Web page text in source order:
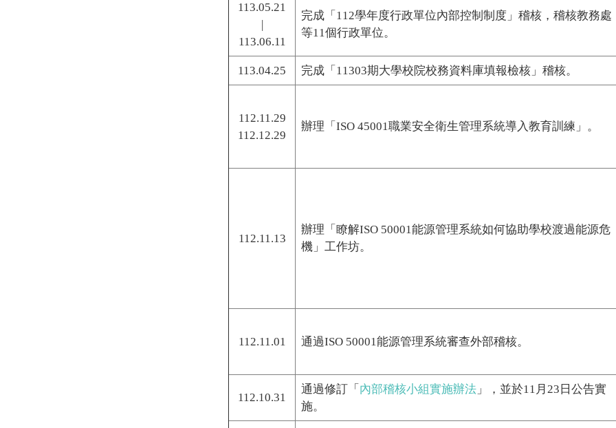
113.05.21
113.06.11
完成「112學年度行政單位內部控制制度」稽核，稽核教務處
等11個行政單位。
113.04.25 完成「11303期大學校院校務資料庫填報檢核」稽核。
112.11.29
112.12.29
辦理「ISO 45001職業安全衛生管理系統導入教育訓練」。
112.11.13
辦理「瞭解ISO 50001能源管理系統如何協助學校渡過能源危
機」工作坊。
112.11.01 通過ISO 50001能源管理系統審查外部稽核。
112.10.31
通過修訂「 內部稽核小組實施辦法 」，並於11月23日公告實
施。